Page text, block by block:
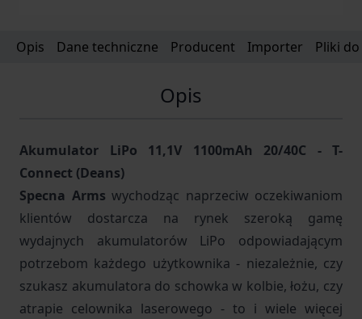
Opis Dane techniczne Producent Importer Pliki
Opis
Akumulator LiPo 11,1V 1100mAh 20/40C - T-
Connect (Deans)
Specna Arms wychodząc naprzeciw oczekiwaniom
klientów dostarcza na rynek szeroką gamę
wydajnych akumulatorów LiPo odpowiadającym
potrzebom każdego użytkownika - niezależnie, czy
szukasz akumulatora do schowka w kolbie, łożu, czy
atrapie celownika laserowego - to i wiele więcej